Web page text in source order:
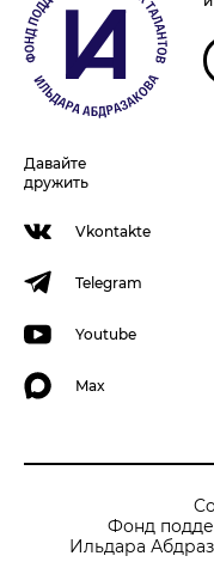
Давайте
дружить
Vkontakte
Telegram
Youtube
Max
Фонд
Ильдара